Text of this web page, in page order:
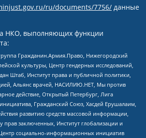
ru/documents/7756/ данные
НКО, выполняющих функции
Гражданин.Армия.Право, Нижегородский
культуры, Центр гендерных исследований,
Штаб, Институт права и публичной политики,
Альянс врачей, НАСИЛИЮ.НЕТ, Мы против
действие, Открытый Петербург, Лига
Гражданский Союз, Хасдей Ерушалаим,
развитию средств массовой информации,
прав заключенных, Институт глобализации и
социально-информационных инициатив